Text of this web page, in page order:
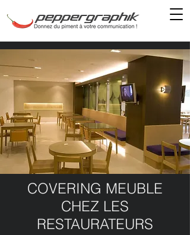
COVERING MEUBLE
CHEZ LES
RESTAURATEURS